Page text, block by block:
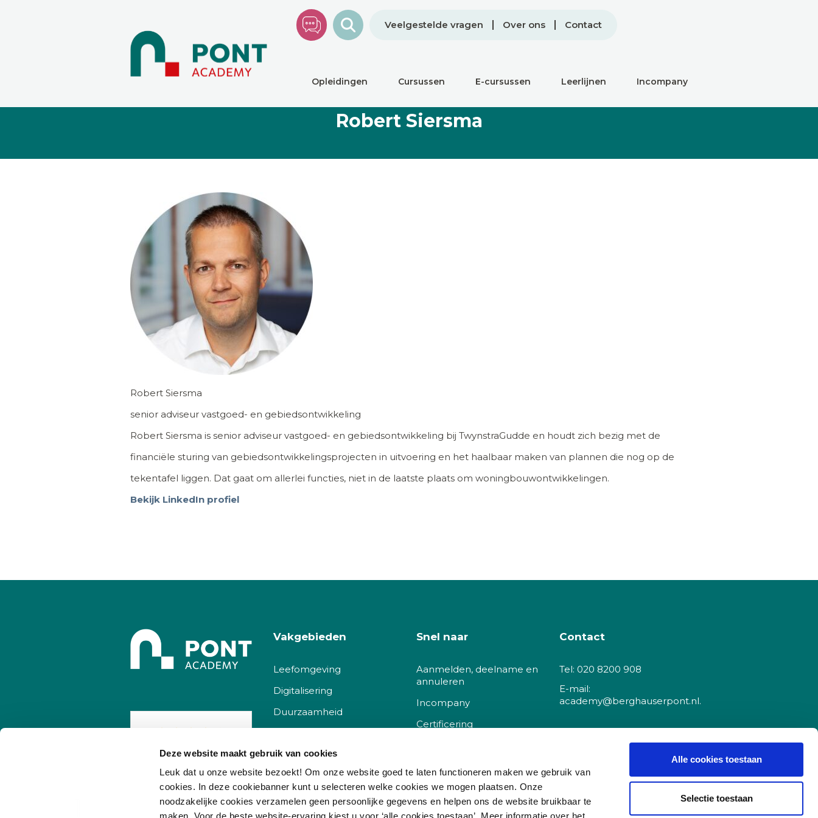
Deze website maakt gebruik van cookies
Leuk dat u onze website bezoekt! Om onze website goed te laten functioneren maken we gebruik van
cookies. In deze cookiebanner kunt u selecteren welke cookies we mogen plaatsen. Onze
noodzakelijke cookies verzamelen geen persoonlijke gegevens en helpen ons de website bruikbaar te
Alle cookies toestaan
Selectie toestaan
Veelgestelde vragen Over ons Contact
Opleidingen Cursussen E-cursussen Leerlijnen Incompany
Robert Siersma
Robert Siersma
senior adviseur vastgoed- en gebiedsontwikkeling
Robert Siersma is senior adviseur vastgoed- en gebiedsontwikkeling bij TwynstraGudde en houdt zich bezig met de
financiële sturing van gebiedsontwikkelingsprojecten in uitvoering en het haalbaar maken van plannen die nog op de
tekentafel liggen. Dat gaat om allerlei functies, niet in de laatste plaats om woningbouwontwikkelingen.
Bekijk LinkedIn profiel
/ 10 255 reviews
Vakgebieden
Leefomgeving
Digitalisering
Duurzaamheid
Governance
Snel naar
Aanmelden, deelname en
annuleren
Incompany
Certificering
Klachtenprocedure
Korting
Contact
Tel: 020 8200 908
E-mail:
academy@berghauserpont.nl.
geen